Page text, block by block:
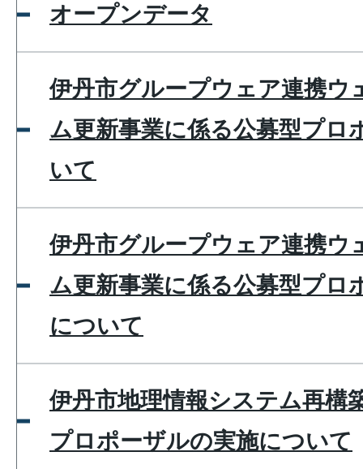
オープンデータ
伊丹市グループウェア連携ウ
ム更新事業に係る公募型プロ
いて
伊丹市グループウェア連携ウ
ム更新事業に係る公募型プロ
について
伊丹市地理情報システム再構
プロポーザルの実施について